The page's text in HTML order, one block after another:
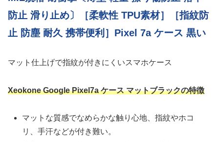
防止 滑り止め〕［柔軟性 TPU素材］［指紋防
止 防塵 耐久 携帯便利］Pixel 7a ケース 黒い
マット仕上げで指紋が付きにくいスマホケース
Xeokone Google Pixel7a ケース マットブラックの特徴
マットな質感でなめらかな触り心地、指紋やホコ
リ、手汗などが付き難い。